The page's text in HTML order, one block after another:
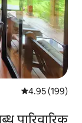
औसत रेटिंग 5 में से
4.95 (199)
पारिवारिक